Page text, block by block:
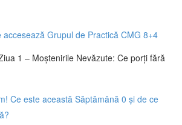
Grupul de Practică CMG 8+4
1 – Moștenirile Nevăzute: Ce porți fără
Ce este această Săptămână 0 și de ce